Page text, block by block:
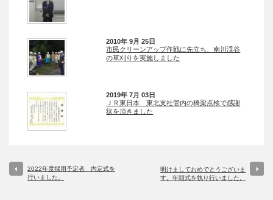
2010年 9月 25日
市民クリーンアップ作戦に先立ち、南川渓谷
の草刈りを実施しました
2019年 7月 03日
ＪＲ東日本 東北支社管内の橋梁点検で感謝
状を頂きました
2022年度採用予定者 内定式を
行いました。
明けましておめでとうございま
す。年頭式を執り行いました。